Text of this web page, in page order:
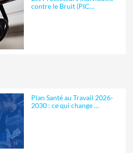
contre le Bruit (PIC…
Plan Santé au Travail 2026-
2030 : ce qui change …